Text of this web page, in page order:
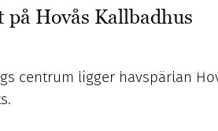
Hovås Kallbadhus
centrum ligger havspärlan